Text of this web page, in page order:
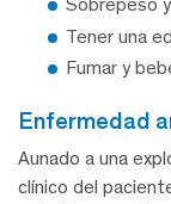
Sobrepeso
Tener una
Fumar y
enfermedad
Aunado a una
clínico del